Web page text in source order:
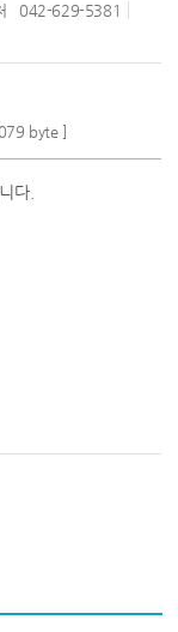
042-629-5381
byte ]
다.